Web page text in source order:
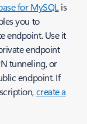
for MySQL is
you to
endpoint. Use it
endpoint
tunneling, or
endpoint. If
create a